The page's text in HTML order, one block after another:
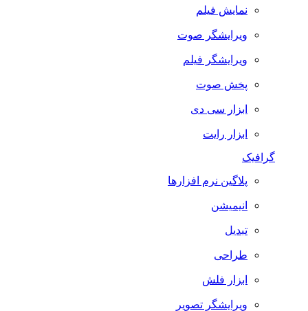
نمایش فیلم
ویرایشگر صوت
ویرایشگر فیلم
پخش صوت
ابزار سی دی
ابزار رایت
گرافیک
پلاگین نرم افزارها
انیمیشن
تبدیل
طراحی
ابزار فلش
ویرایشگر تصویر